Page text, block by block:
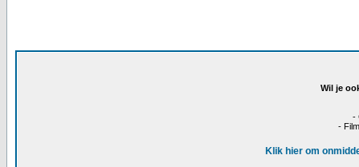
Wil je
-
-
Klik hier om